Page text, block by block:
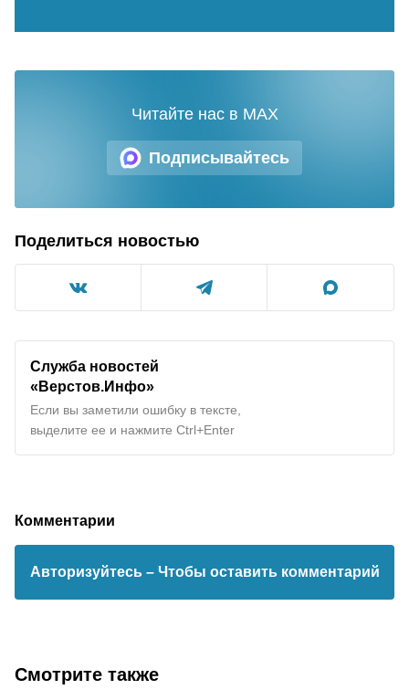
Подписывайтесь
Читайте нас в MAX
Поделиться новостью
Служба новостей
«Верстов.Инфо»
Если вы заметили ошибку в тексте,
выделите ее и нажмите Ctrl+Enter
Комментарии
Авторизуйтесь – Чтобы оставить комментарий
Смотрите также